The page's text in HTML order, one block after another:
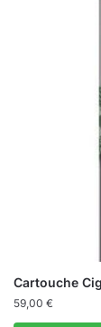
Cartouche
59,00 €